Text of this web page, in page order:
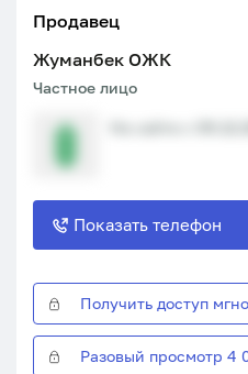
Продавец
Жуманбек ОЖК
Частное лицо
Показать телефон
Получить доступ
Разовый просмотр 4